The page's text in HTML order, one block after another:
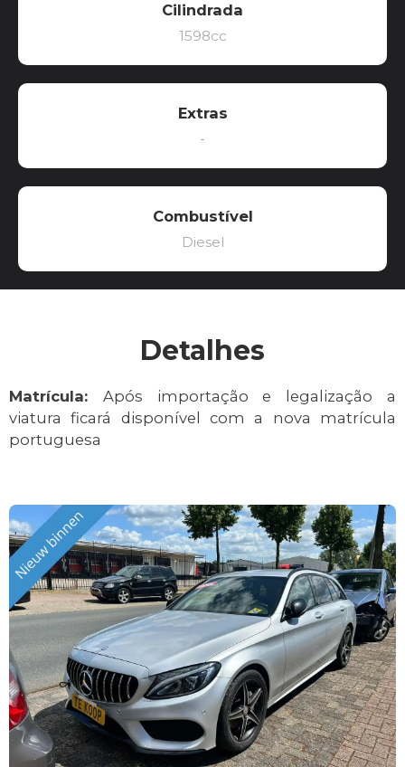
Cilindrada
1598cc
Extras
-
Combustível
Diesel
Detalhes
Matrícula: Após importação e legalização a
viatura ficará disponível com a nova matrícula
portuguesa